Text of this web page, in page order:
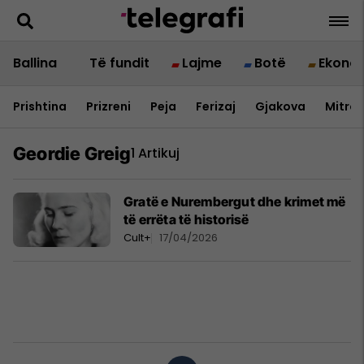
Ballina Të fundit Lajme Botë
Prishtina Prizreni Peja Ferizaj Gjakova
Geordie Greig1 Artikuj
Gratë e Nurembergut dhe krimet më
të errëta të historisë
Cult+ 17/04/2026